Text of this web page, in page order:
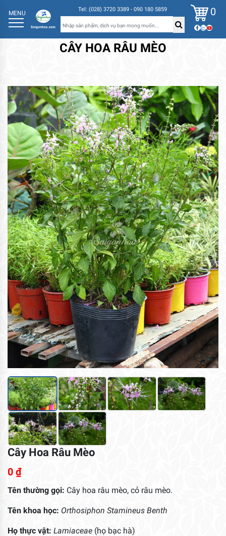
MENU Tel: (028) 3720 3389 - 090 180 5859 0
CÂY HOA RÂU MÈO
Cây Hoa Râu Mèo
0 ₫
Tên thường gọi: Cây hoa râu mèo, cỏ râu mèo.
Tên khoa học: Orthosiphon Stamineus Benth
Họ thực vật: Lamiaceae (họ bạc hà)